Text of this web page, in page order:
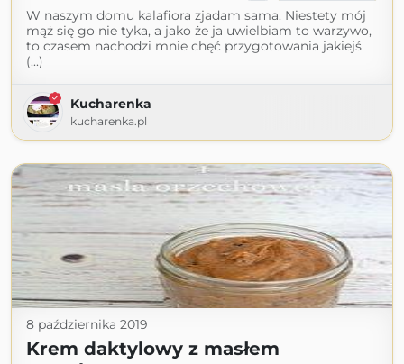
W naszym domu kalafiora zjadam sama. Niestety mój
mąż się go nie tyka, a jako że ja uwielbiam to warzywo,
to czasem nachodzi mnie chęć przygotowania jakiejś
(...)
Kucharenka
kucharenka.pl
8 października 2019
Krem daktylowy z masłem